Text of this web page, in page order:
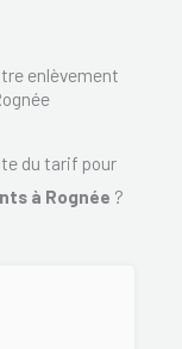
enlèvement
du tarif pour
à Rognée ?